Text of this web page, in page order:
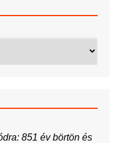
851 év börtön és